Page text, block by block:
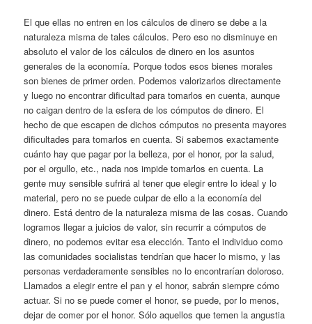
El que ellas no entren en los cálculos de dinero se debe a la
naturaleza misma de tales cálculos. Pero eso no disminuye en
absoluto el valor de los cálculos de dinero en los asuntos
generales de la economía. Porque todos esos bienes morales
son bienes de primer orden. Podemos valorizarlos directamente
y luego no encontrar dificultad para tomarlos en cuenta, aunque
no caigan dentro de la esfera de los cómputos de dinero. El
hecho de que escapen de dichos cómputos no presenta mayores
dificultades para tomarlos en cuenta. Si sabemos exactamente
cuánto hay que pagar por la belleza, por el honor, por la salud,
por el orgullo, etc., nada nos impide tomarlos en cuenta. La
gente muy sensible sufrirá al tener que elegir entre lo ideal y lo
material, pero no se puede culpar de ello a la economía del
dinero. Está dentro de la naturaleza misma de las cosas. Cuando
logramos llegar a juicios de valor, sin recurrir a cómputos de
dinero, no podemos evitar esa elección. Tanto el individuo como
las comunidades socialistas tendrían que hacer lo mismo, y las
personas verdaderamente sensibles no lo encontrarían doloroso.
Llamados a elegir entre el pan y el honor, sabrán siempre cómo
actuar. Si no se puede comer el honor, se puede, por lo menos,
dejar de comer por el honor. Sólo aquellos que temen la angustia